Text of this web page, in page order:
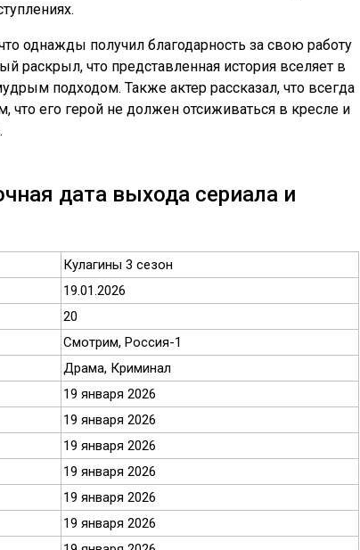
однажды получил благодарность за свою работу
раскрыл, что представленная история вселяет в
подходом. Также актер рассказал, что всегда
что его герой не должен отсиживаться в кресле и
дата выхода сериала и
Кулагины 3 сезон
19.01.2026
20
Смотрим, Россия-1
Драма, Криминал
19 января 2026
19 января 2026
19 января 2026
19 января 2026
19 января 2026
19 января 2026